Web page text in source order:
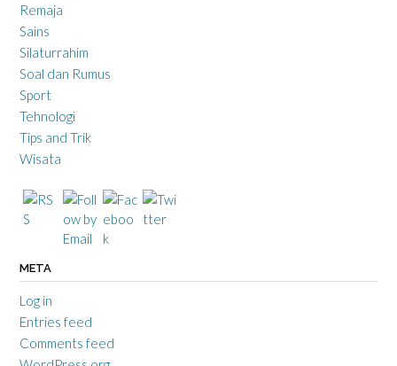
Remaja
Sains
Silaturrahim
Soal dan Rumus
Sport
Tehnologi
Tips and Trik
Wisata
META
Log in
Entries feed
Comments feed